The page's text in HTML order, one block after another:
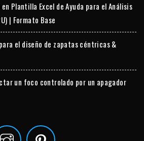
en Plantilla Excel de Ayuda para el Análisis
| Formato Base
el diseño de zapatas céntricas &
un foco controlado por un apagador